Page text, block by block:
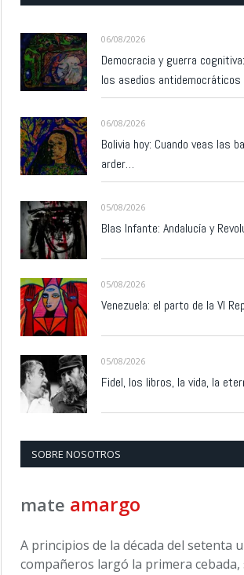
06/08/2026
Democracia y guerra
los asedios antidemocráticos
06/08/2026
Bolivia hoy: Cuando veas las
arder…
05/08/2026
Blas Infante: Andalucía y
05/08/2026
Venezuela: el parto de la VI
05/08/2026
Fidel, los libros, la vida, la
SOBRE NOSOTROS
mate amargo
A principios de la década del setenta
compañeros largó la primera